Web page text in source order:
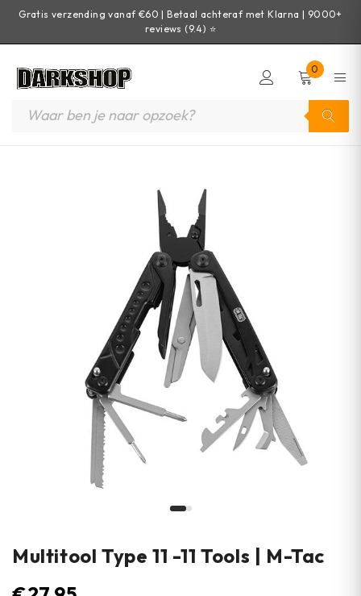
Gratis verzending vanaf €60 | Betaal achteraf met Klarna | 9000+
reviews (9.4) ⭐
0
Multitool Type 11 -11 Tools | M-Tac